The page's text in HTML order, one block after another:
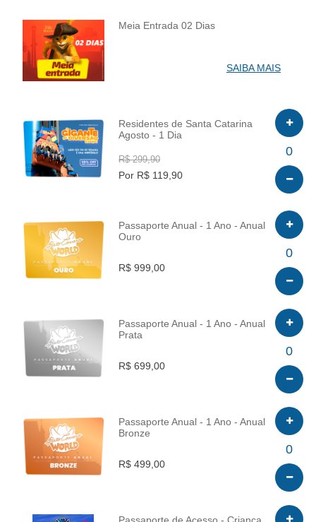
INFO
Meia Entrada 02 Dias
SAIBA MAIS
INFO
Residentes de Santa Catarina
Agosto - 1 Dia
R$ 299,90
Por R$ 119,90
0
INFO
Passaporte Anual - 1 Ano - Anual
Ouro
R$ 999,00
0
INFO
Passaporte Anual - 1 Ano - Anual
Prata
R$ 699,00
0
INFO
Passaporte Anual - 1 Ano - Anual
Bronze
R$ 499,00
0